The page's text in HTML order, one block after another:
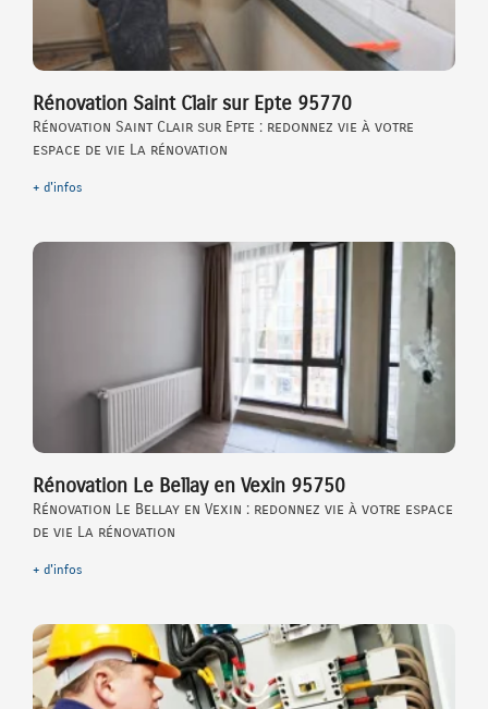
Rénovation Saint Clair sur Epte 95770
Rénovation Saint Clair sur Epte : redonnez vie à votre
espace de vie La rénovation
+ d'infos
Rénovation Le Bellay en Vexin 95750
Rénovation Le Bellay en Vexin : redonnez vie à votre espace
de vie La rénovation
+ d'infos